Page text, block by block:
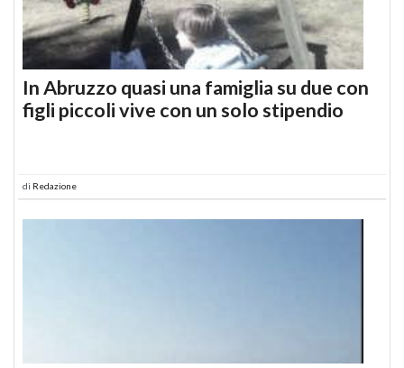
In Abruzzo quasi una famiglia su due con
figli piccoli vive con un solo stipendio
di Redazione